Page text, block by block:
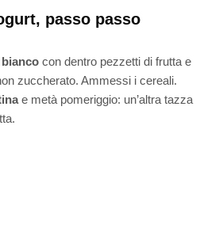
passo passo
con dentro pezzetti di frutta e
zuccherato. Ammessi i cereali.
e metà pomeriggio: un’altra tazza